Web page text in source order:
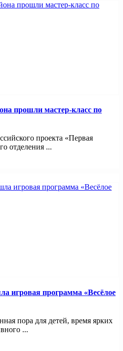
прошли мастер-класс по
проекта «Первая
отделения ...
игровая программа «Весёлое
пора для детей, время ярких
...